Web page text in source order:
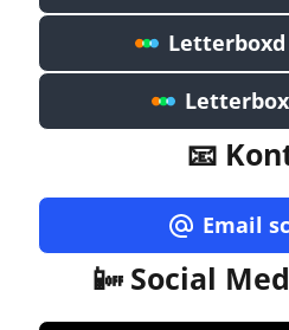
📧
Email
📴 Social